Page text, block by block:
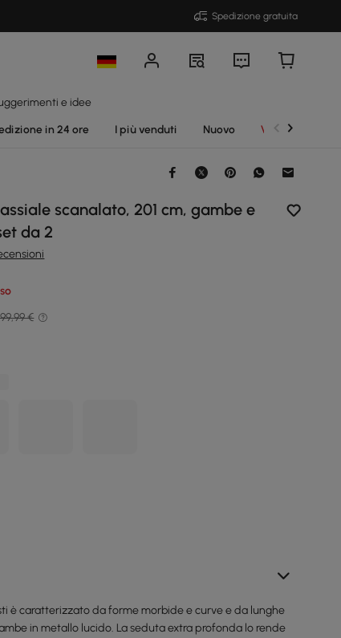
Spedizione gratuita
e idee
in 24 ore I più venduti Nuovo Vendite
scanalato, 201 cm, gambe e
da 2
€
è caratterizzato da forme morbide e curve e da lunghe
in metallo lucido. La seduta extra profonda lo rende